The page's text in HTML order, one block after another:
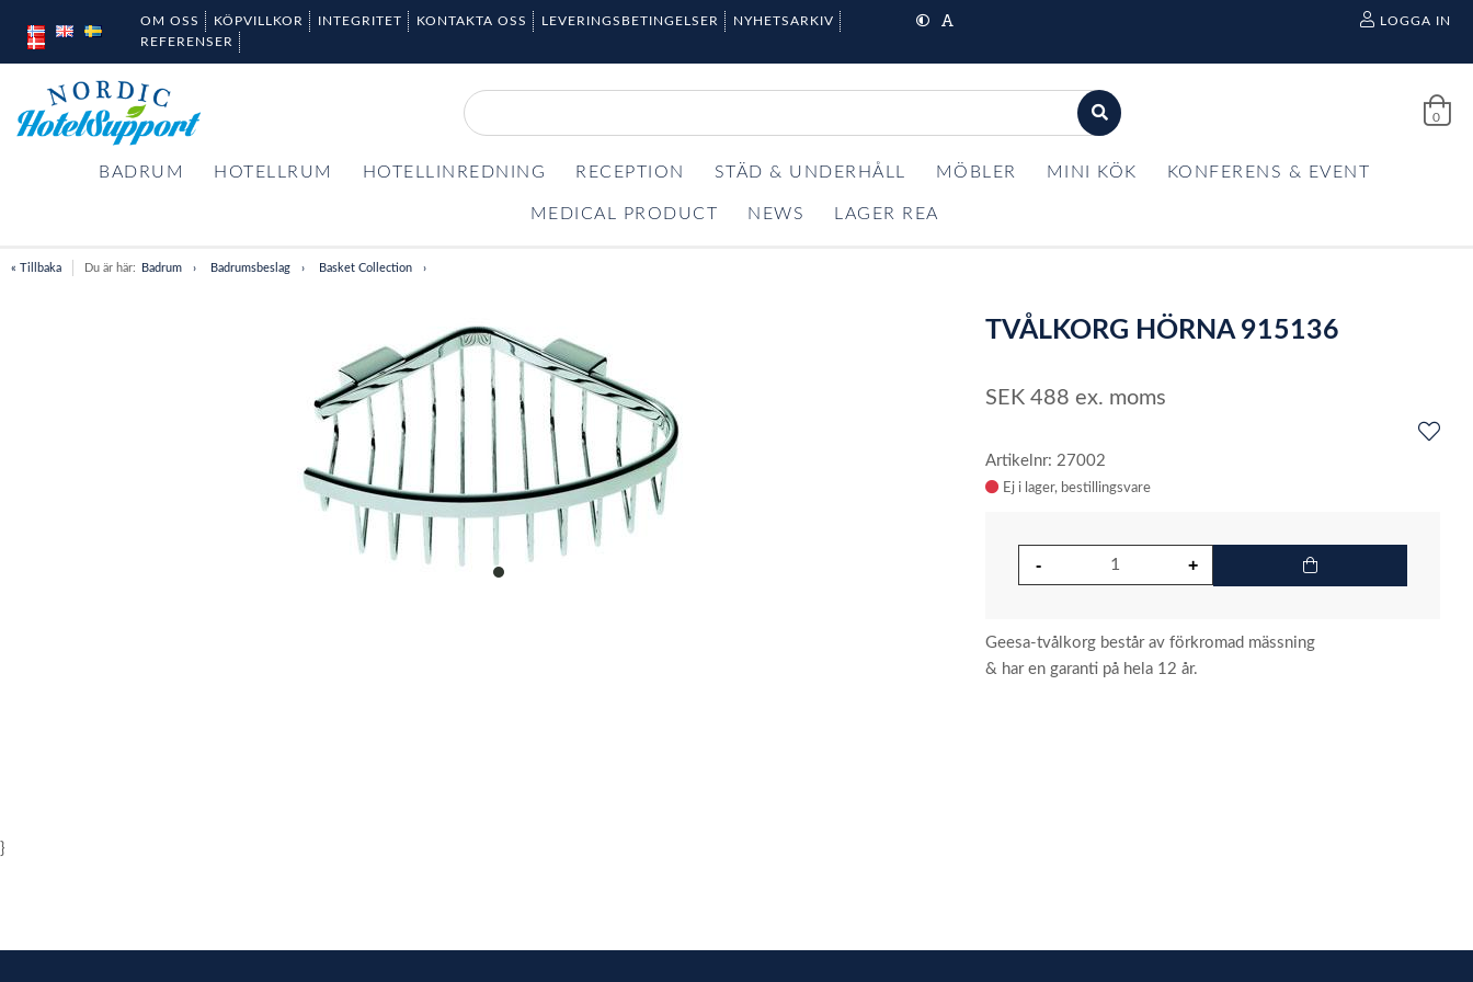
OM OSS KÖPVILLKOR INTEGRITET KONTAKTA OSS LEVERINGSBETINGELSER
NYHETSARKIV
REFERENSER
LOGGA IN
0
BADRUM HOTELLRUM HOTELLINREDNING RECEPTION STÄD & UNDERHÅLL MÖBLER MINI KÖK KONFERENS & EVENT
MEDICAL PRODUCT NEWS LAGER REA
« Tillbaka Du är här: Badrum Badrumsbeslag Basket Collection
item
TVÅLKORG HÖRNA 915136
SEK488 ex. moms
Artikelnr: 27002
Ej i lager
Geesa-tvålkorg består av förkromad mässning
& har en garanti på hela 12 år.
}